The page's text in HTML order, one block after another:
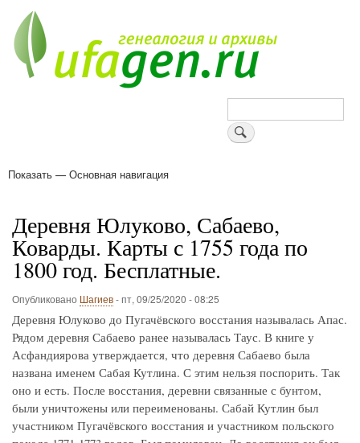
основному
содержанию
Поиск
Основная
Показать — Основная навигация
Деревня Юлуково, Сабаево,
Коварды. Карты с 1755 года по
1800 год. Бесплатные.
Опубликовано Шагиев-пт, 09/25/2020 - 08:25
Деревня Юлуково до Пугачёвского восстания называлась Апас.
Рядом деревня Сабаево ранее называлась Таус. В книге у
Асфандиярова утверждается, что деревня Сабаево была
названа именем Сабая Кутлина. С этим нельзя поспорить. Так
оно и есть. После восстания, деревни связанные с бунтом,
были уничтожены или переименованы. Сабай Кутлин был
участником Пугачёвского восстания и участником польского